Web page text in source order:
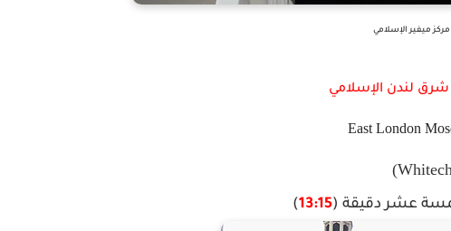
مركز ميفير الإسلامي
لندن الإسلامي
East London
عشر دقيقة (13:15
)